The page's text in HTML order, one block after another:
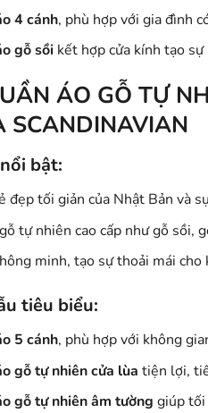
4 cánh, phù hợp với gia đình
gỗ sồikết hợp cửa kính tạo sự
ÁO GỖ TỰ
SCANDINAVIAN
bật:
đẹp tối giản của Nhật Bản và
tự nhiên cao cấp như gỗ sồi,
minh, tạo sự thoải mái cho
tiêu biểu:
5 cánh, phù hợp với không
gỗ tự nhiên cửa lùa tiện lợi,
gỗ tự nhiên âm tường giúp tối